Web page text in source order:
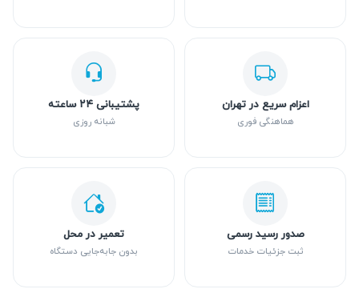
اعزام سریع در تهران
هماهنگی فوری
پشتیبانی ۲۴ ساعته
شبانه روزی
صدور رسید رسمی
ثبت جزئیات خدمات
تعمیر در محل
بدون جابه‌جایی دستگاه